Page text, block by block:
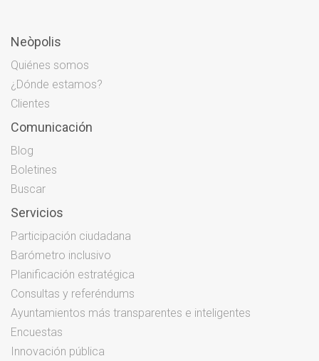
Neòpolis
Quiénes somos
¿Dónde estamos?
Clientes
Comunicación
Blog
Boletines
Buscar
Servicios
Participación ciudadana
Barómetro inclusivo
Planificación estratégica
Consultas y referéndums
Ayuntamientos más transparentes e inteligentes
Encuestas
Innovación pública